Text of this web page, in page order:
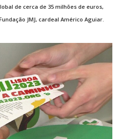
de cerca de 35 milhões de euros,
JMJ, cardeal Américo Aguiar.